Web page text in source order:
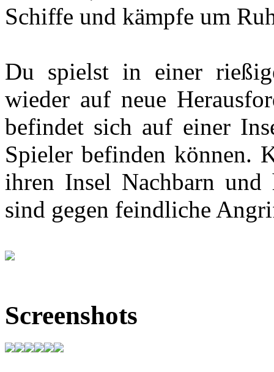
Schiffe und kämpfe um
Du spielst in einer
wieder auf neue
befindet sich auf einer
Spieler befinden können.
ihren Insel Nachbarn und
sind gegen feindliche
Screenshots